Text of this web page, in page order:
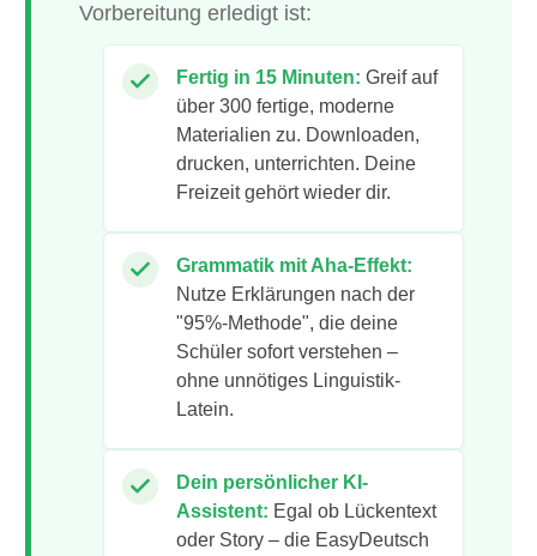
Vorbereitung erledigt ist:
Fertig in 15 Minuten: Greif auf
über 300 fertige, moderne
Materialien zu. Downloaden,
drucken, unterrichten. Deine
Freizeit gehört wieder dir.
Grammatik mit Aha-Effekt:
Nutze Erklärungen nach der
"95%-Methode", die deine
Schüler sofort verstehen –
ohne unnötiges Linguistik-
Latein.
Dein persönlicher KI-
Assistent: Egal ob Lückentext
oder Story – die EasyDeutsch